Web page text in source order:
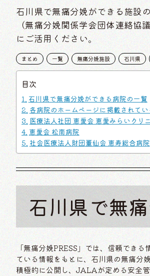
石川県で無痛分娩ができる施設
（無痛分娩関係学会団体連絡協
にご活用ください。
まとめ 一覧 無痛分娩施設 石川県
目次
石川県で無痛分娩ができる病院の一覧
各病院のホームページに掲載されてい
医療法人社団 恵愛会 恵愛みらいクリ
恵愛会 松南病院
社会医療法人財団董仙会 恵寿総合病院
石川県で無
「無痛分娩PRESS」では、信頼でき
ている情報をもとに、石川県の無痛分
積極的に公開し、JALAが定める安全